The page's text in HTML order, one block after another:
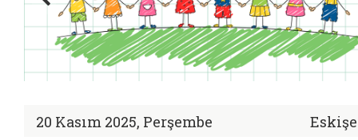
20 Kasım 2025, Perşembe